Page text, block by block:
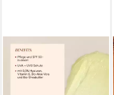
JUNGLÜCK
Sonnenschutzpflege Hyaluron
Lippenbalsam - SPF 50+, mit
Bio Aloe Vera, 1-tlg., Schenkt
dir leichte Pflege und schützt